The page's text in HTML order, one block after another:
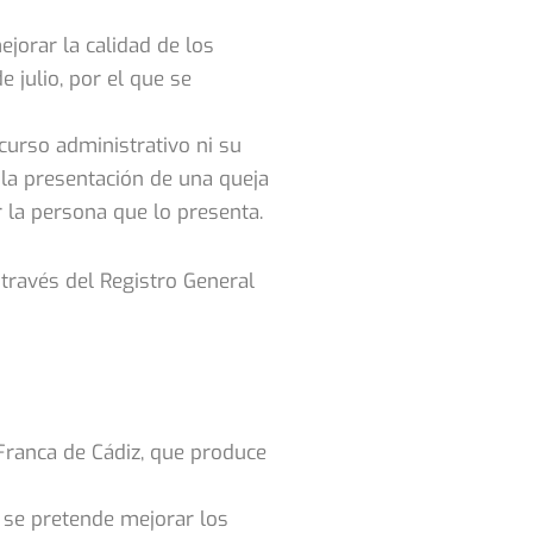
la calidad de los
julio, por el que se
administrativo ni su
presentación de una queja
persona que lo presenta.
del Registro General
de Cádiz, que produce
pretende mejorar los